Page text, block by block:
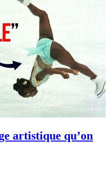
artistique qu’on